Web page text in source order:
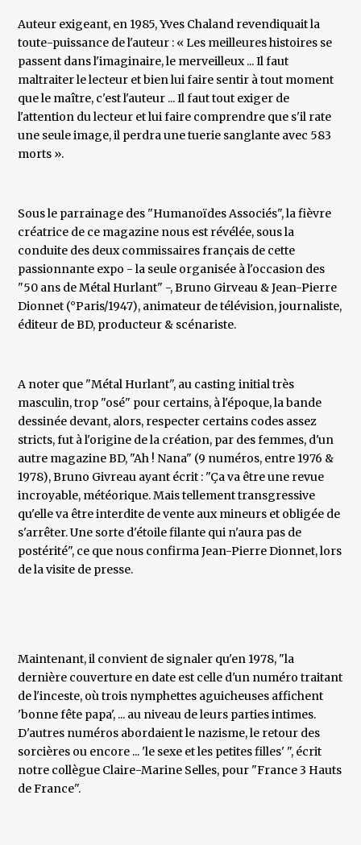
Auteur exigeant, en 1985, Yves Chaland revendiquait la
toute-puissance de l'auteur : « Les meilleures histoires se
passent dans l'imaginaire, le merveilleux ... Il faut
maltraiter le lecteur et bien lui faire sentir à tout moment
que le maître, c'est l'auteur ... Il faut tout exiger de
l'attention du lecteur et lui faire comprendre que s'il rate
une seule image, il perdra une tuerie sanglante avec 583
morts ».
Sous le parrainage des "Humanoïdes Associés", la fièvre
créatrice de ce magazine nous est révélée, sous la
conduite des deux commissaires français de cette
passionnante expo - la seule organisée à l'occasion des
"50 ans de Métal Hurlant" -, Bruno Girveau & Jean-Pierre
Dionnet (°Paris/1947), animateur de télévision, journaliste,
éditeur de BD, producteur & scénariste.
A noter que "Métal Hurlant", au casting initial très
masculin, trop "osé" pour certains, à l'époque, la bande
dessinée devant, alors, respecter certains codes assez
stricts, fut à l'origine de la création, par des femmes, d'un
autre magazine BD, "Ah ! Nana" (9 numéros, entre 1976 &
1978), Bruno Givreau ayant écrit : "Ça va être une revue
incroyable, météorique. Mais tellement transgressive
qu'elle va être interdite de vente aux mineurs et obligée de
s'arrêter. Une sorte d'étoile filante qui n'aura pas de
postérité", ce que nous confirma Jean-Pierre Dionnet, lors
de la visite de presse.
Maintenant, il convient de signaler qu'en 1978, "la
dernière couverture en date est celle d'un numéro traitant
de l'inceste, où trois nymphettes aguicheuses affichent
'bonne fête papa', ... au niveau de leurs parties intimes.
D'autres numéros abordaient le nazisme, le retour des
sorcières ou encore ... 'le sexe et les petites filles' ", écrit
notre collègue Claire-Marine Selles, pour "France 3 Hauts
de France".